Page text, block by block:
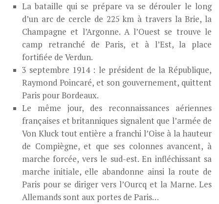
La bataille qui se prépare va se dérouler le long
d’un arc de cercle de 225 km à travers la Brie, la
Champagne et l’Argonne. A l’Ouest se trouve le
camp retranché de Paris, et à l’Est, la place
fortifiée de Verdun.
3 septembre 1914 : le président de la République,
Raymond Poincaré, et son gouvernement, quittent
Paris pour Bordeaux.
Le même jour, des reconnaissances aériennes
françaises et britanniques signalent que l’armée de
Von Kluck tout entière a franchi l’Oise à la hauteur
de Compiègne, et que ses colonnes avancent, à
marche forcée, vers le sud-est. En infléchissant sa
marche initiale, elle abandonne ainsi la route de
Paris pour se diriger vers l’Ourcq et la Marne. Les
Allemands sont aux portes de Paris…